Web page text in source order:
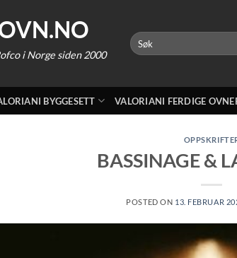
i Norge siden 2000
Søk
etter:
BYGGESETT VALORIANI FERDIGE
BASSINAGE &
POSTED ON 13. FEBRUAR